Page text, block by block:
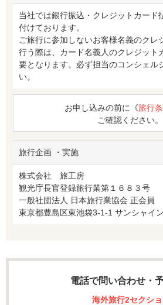
当社では銀行振込・クレジットカード
付けております。
ご旅行に参加しないお客様名義のクレ
行う際は、カード名義人のクレジット
要となります。必ず担当のコンシェル
い。
お申し込みの前に《旅行
ご確認ください。
旅行企画 ・実施
株式会社 旅工房
観光庁長官登録旅行業第１６８３号
一般社団法人 日本旅行業協会 正会員
東京都豊島区東池袋3-1-1 サンシャイ
電話で問い合わせ・
海外旅行2セクシ